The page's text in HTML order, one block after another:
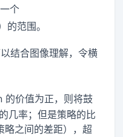
个
范围。
结合图像理解，令横
的价值为正，则将鼓
几率；但是策略的比
略之间的差距），超